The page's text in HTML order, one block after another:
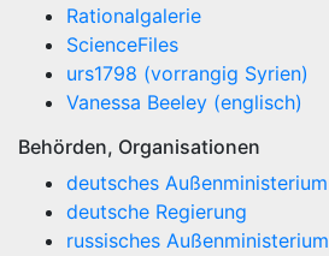
Rationalgalerie
ScienceFiles
urs1798 (vorrangig Syrien)
Vanessa Beeley (englisch)
Behörden, Organisationen
deutsches Außenministerium
deutsche Regierung
russisches Außenministerium